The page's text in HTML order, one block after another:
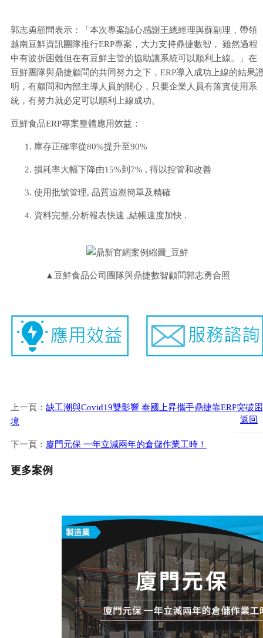
郭志勇顧問表示：「本次專案誠心感謝王總經理與蘇副理，帶領
越南豆鮮資訊團隊推行ERP專案，大力支持鼎捷數智， 雖然過程
中有波折困難但在有豆鮮主管的協助讓系統可以順利上線。」在
豆鮮團隊與鼎捷顧問的共同努力之下，ERP導入成功上線的結果
明，有顧問和內部主導人員的關心，只要企業人員有落實使用系
統，有努力就必定可以順利上線成功。
豆鮮食品ERP專案整體應用效益：
庫存正確率從80%提升至90%
損耗率大幅下降由15%到7% , 得以控管和改善
使用批號管理, 品質追溯簡單及精確
資料完整,分析報表快速 ,結帳速度加快 .
▲豆鮮食品公司團隊與鼎捷數智顧問郭志勇合照
上一頁： 缺工潮與Covid19雙影響 泰國上昇攜手鼎捷靠ERP突破困
境
下一頁： 廈門元保 一年立減兩年的倉儲作業工時！
返回
更多案例